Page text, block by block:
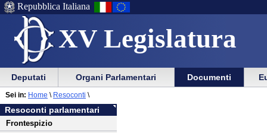
XV Legislatura
Menu
di
ausilio
alla
navigazione
Vai
Menu
di
navigazione
principale
Repubblica Italiana
Menu
di
navigazione
principale
Vai
menu
di
sezione
Deputati Organi Parlamentari Documenti
Vai
al
contenuto
Resoconti parlamentari
Frontespizio
Sei in: Home \ Resoconti \